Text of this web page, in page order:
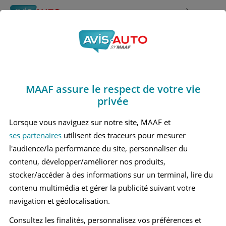
Rechercher À propos
Obtenir un devis d'assurance auto MAAF
Avis Mercedes benz
Cla200 2 Break (2019 - )
Recherche d'un véhicule
Comparer deux véhicules
MAAF assure le respect de votre vie
privée
Lorsque vous naviguez sur notre site, MAAF et
ses partenairesutilisent des traceurs pour mesurer
l'audience/la performance du site, personnaliser du
contenu, développer/améliorer nos produits,
stocker/accéder à des informations sur un terminal, lire du
contenu multimédia et gérer la publicité suivant votre
navigation et géolocalisation.
Consultez les finalités, personnalisez vos préférences et